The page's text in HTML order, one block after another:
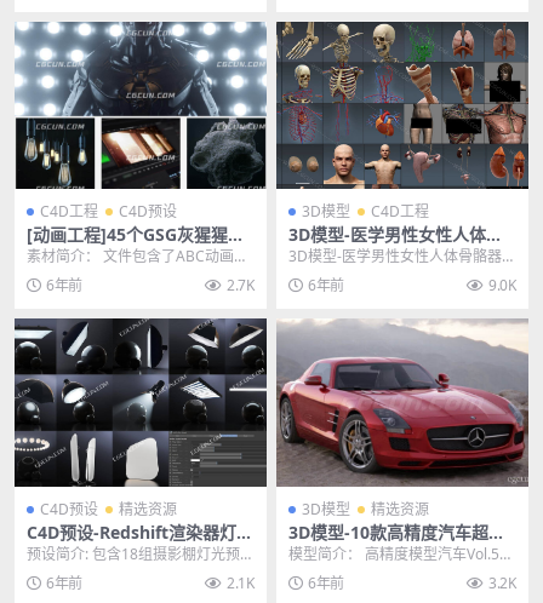
C4D工程 C4D预设
[动画工程]45个GSG灰猩猩真
实灰尘颗粒ABC模型视频素材
合集
素材简介： 文件包含了ABC动画模
型和灰尘颗粒的动态视频文件，45
个GSG灰猩猩...
6年前 2.7K
3D模型 C4D工程
3D模型-医学男性女性人体骨
骼器官内脏解剖精细模型
3D模型-医学男性女性人体骨骼器官
内脏解剖精细模型 文件链接出问
题，此资源临时暂...
6年前 9.0K
C4D预设 精选资源
C4D预设-Redshift渲染器灯光
摄影棚舞台照明HDRI产品场
景渲染预设
预设简介: 包含18组摄影棚灯光预设
+9个U/L型舞台+130个HDRI预设+
5... 6年前 2.1K
3D模型 精选资源
3D模型-10款高精度汽车超跑
车辆模型下载 (格式支持:Max/
C4D/FBX/OBJ)
模型简介： 高精度模型汽车Vol.5给
你10个非常高细节的带材质的汽车
模型。每一...
6年前 3.2K